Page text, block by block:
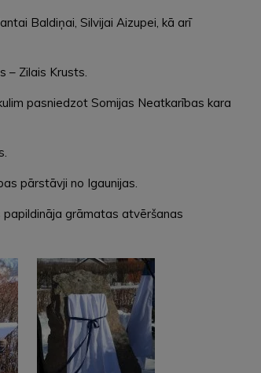
Baldiņai, Silvijai Aizupei, kā arī
– Zilais Krusts.
pasniedzot Somijas Neatkarības kara
pārstāvji no Igaunijas.
papildināja grāmatas atvēršanas